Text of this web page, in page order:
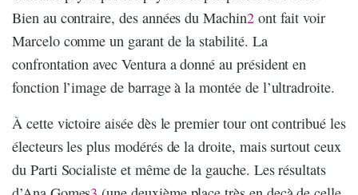
Bien au contraire, des années du Machin2ont fait voir
Marcelo comme un garant de la stabilité. La
confrontation avec Ventura a donné au président en
fonction l’image de barrage à la montée de l’ultradroite.
À cette victoire aisée dès le premier tour ont contribué les
électeurs les plus modérés de la droite, mais surtout ceux
du Parti Socialiste et même de la gauche. Les résultats